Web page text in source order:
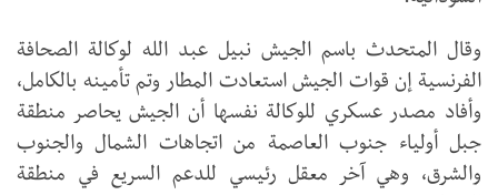
وقال المتحدث باسم الجيش نبيل عبد الله لوكالة الصحافة
الفرنسية إن قوات الجيش استعادت المطار وتم تأمينه بالكامل،
وأفاد مصدر عسكري للوكالة نفسها أن الجيش يحاصر منطقة
جبل أولياء جنوب العاصمة من اتجاهات الشمال والجنوب
والشرق، وهي آخر معقل رئيسي للدعم السريع في منطقة